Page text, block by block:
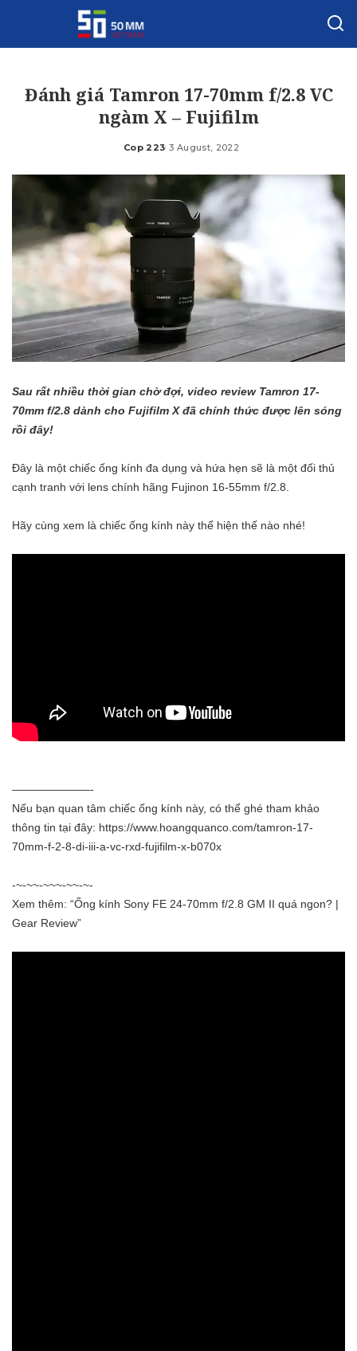
Đánh giá Tamron 17-70mm f/2.8 VC
ngàm X – Fujifilm
Posted
Cop 223 3 August, 2022
Sau rất nhiều thời gian chờ đợi, video review Tamron 17-
70mm f/2.8 dành cho Fujifilm X đã chính thức được lên sóng
rồi đây!
Đây là một chiếc ống kính đa dụng và hứa hẹn sẽ là một đối thủ
cạnh tranh với lens chính hãng Fujinon 16-55mm f/2.8.
Hãy cùng xem là chiếc ống kính này thể hiện thế nào nhé!
———————-
Nếu bạn quan tâm chiếc ống kính này, có thể ghé tham khảo
thông tin tại đây: https://www.hoangquanco.com/tamron-17-
70mm-f-2-8-di-iii-a-vc-rxd-fujifilm-x-b070x
-~-~~-~~~-~~-~-
Xem thêm: “Ống kính Sony FE 24-70mm f/2.8 GM II quá ngon? |
Gear Review”